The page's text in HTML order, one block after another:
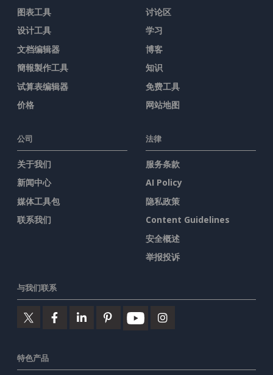
图表工具
设计工具
文档编辑器
簡報製作工具
试算表编辑器
价格
讨论区
学习
博客
知识
免费工具
网站地图
公司
关于我们
新闻中心
媒体工具包
联系我们
法律
服务条款
AI Policy
隐私政策
Content Guidelines
安全概述
举报投诉
与我们联系
特色产品